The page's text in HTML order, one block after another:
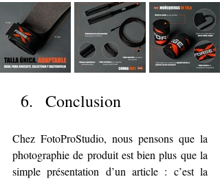
Conclusion
Chez FotoProStudio, nous pensons que la
photographie de produit est bien plus que la
simple présentation d’un article : c’est la